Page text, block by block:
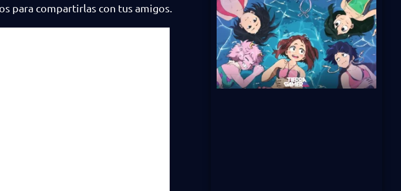
para compartirlas con tus amigos.